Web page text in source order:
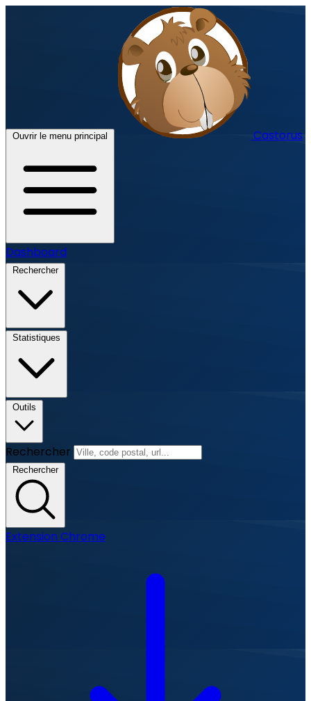
Ouvrir le menu principal Castorus
Dashboard
Rechercher
Statistiques
Outils
Rechercher
Rechercher
Extension Chrome